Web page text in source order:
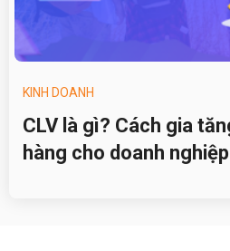
KINH DOANH
CLV là gì? Cách gia
hàng cho doanh